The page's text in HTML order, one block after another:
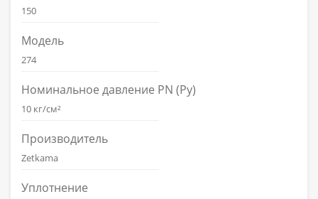
150
Модель
274
Номинальное давление PN (Ру)
10 кг/см²
Производитель
Zetkama
Уплотнение